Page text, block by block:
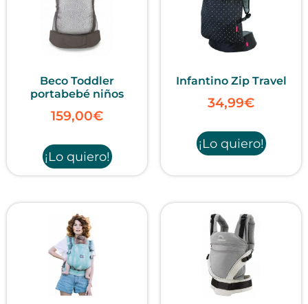
Beco Toddler
portabebé niños
159,00€
¡Lo quiero!
Infantino Zip Travel
34,99€
¡Lo quiero!